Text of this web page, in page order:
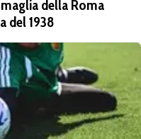
della Roma
del 1938